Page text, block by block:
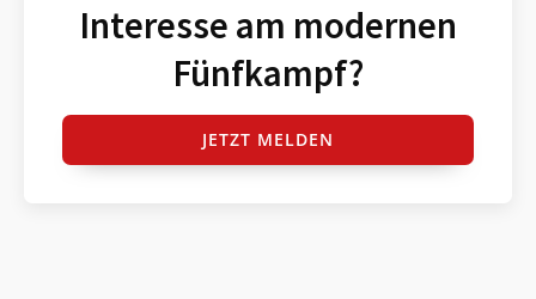
Interesse am modernen
Fünfkampf?
JETZT MELDEN